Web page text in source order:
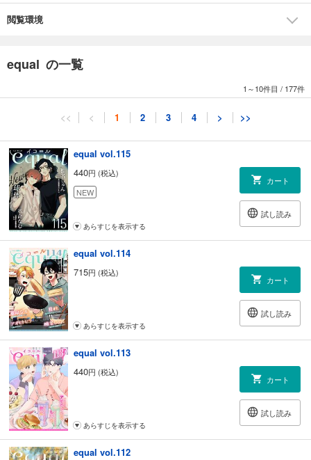
閲覧環境
equal の一覧
1～10件目 / 177件
<< < 1 2 3 4 > >>
equal vol.115
440円 (税込)
NEW
カート
試し読み
あらすじを表示する
equal vol.114
715円 (税込)
カート
試し読み
あらすじを表示する
equal vol.113
440円 (税込)
カート
試し読み
あらすじを表示する
equal vol.112